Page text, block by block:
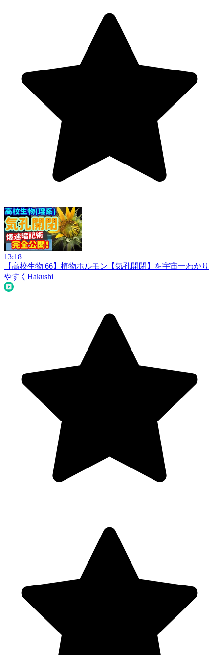
13:18
【高校生物 66】植物ホルモン【気孔開閉】を宇宙一わかり
やすく Hakushi